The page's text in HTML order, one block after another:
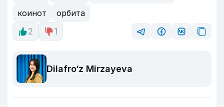
коинот
орбита
2
1
Dilafro‘z Mirzayeva